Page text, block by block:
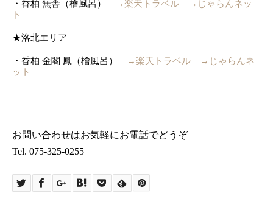
・香柏 無舎（檜風呂） →楽天トラベル → じゃらんネッ
ト
★洛北エリア
・香柏 金閣 鳳（檜風呂） →楽天トラベル → じゃらんネ
ット
お問い合わせはお気軽にお電話でどうぞ
Tel. 075-325-0255